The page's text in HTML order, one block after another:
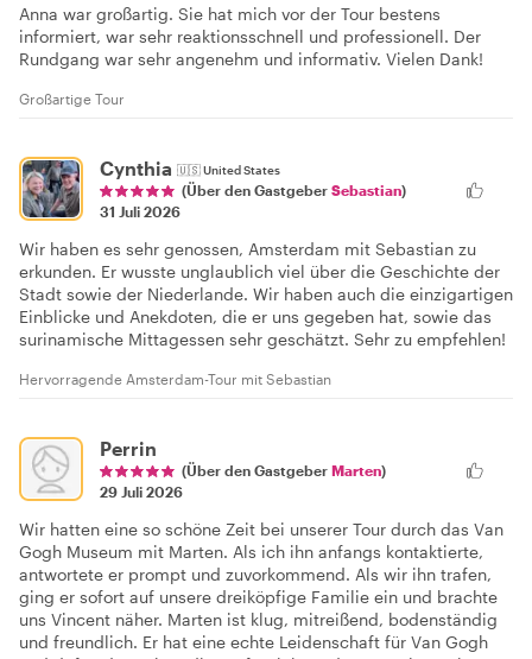
Anna war großartig. Sie hat mich vor der Tour bestens
informiert, war sehr reaktionsschnell und professionell. Der
Rundgang war sehr angenehm und informativ. Vielen Dank!
Großartige Tour
Cynthia 🇺🇸United States
(Über den Gastgeber Sebastian)
31 Juli 2026
Wir haben es sehr genossen, Amsterdam mit Sebastian zu
erkunden. Er wusste unglaublich viel über die Geschichte der
Stadt sowie der Niederlande. Wir haben auch die einzigartigen
Einblicke und Anekdoten, die er uns gegeben hat, sowie das
surinamische Mittagessen sehr geschätzt. Sehr zu empfehlen!
Hervorragende Amsterdam-Tour mit Sebastian
Perrin
(Über den Gastgeber Marten)
29 Juli 2026
Wir hatten eine so schöne Zeit bei unserer Tour durch das Van
Gogh Museum mit Marten. Als ich ihn anfangs kontaktierte,
antwortete er prompt und zuvorkommend. Als wir ihn trafen,
ging er sofort auf unsere dreiköpfige Familie ein und brachte
uns Vincent näher. Marten ist klug, mitreißend, bodenständig
und freundlich. Er hat eine echte Leidenschaft für Van Gogh